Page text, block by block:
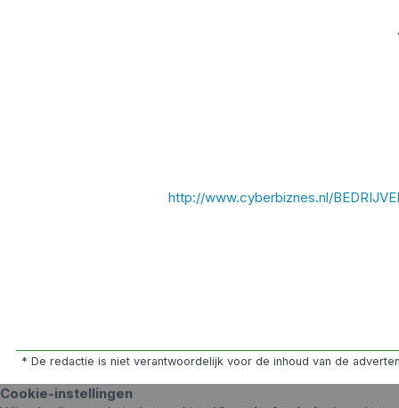
http://www.cyberbiznes.nl/
* De redactie is niet verantwoordelijk voor de inhoud van de
Cookie-instellingen